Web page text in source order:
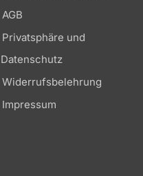
AGB
Privatsphäre und
Datenschutz
Widerrufsbelehrung
Impressum